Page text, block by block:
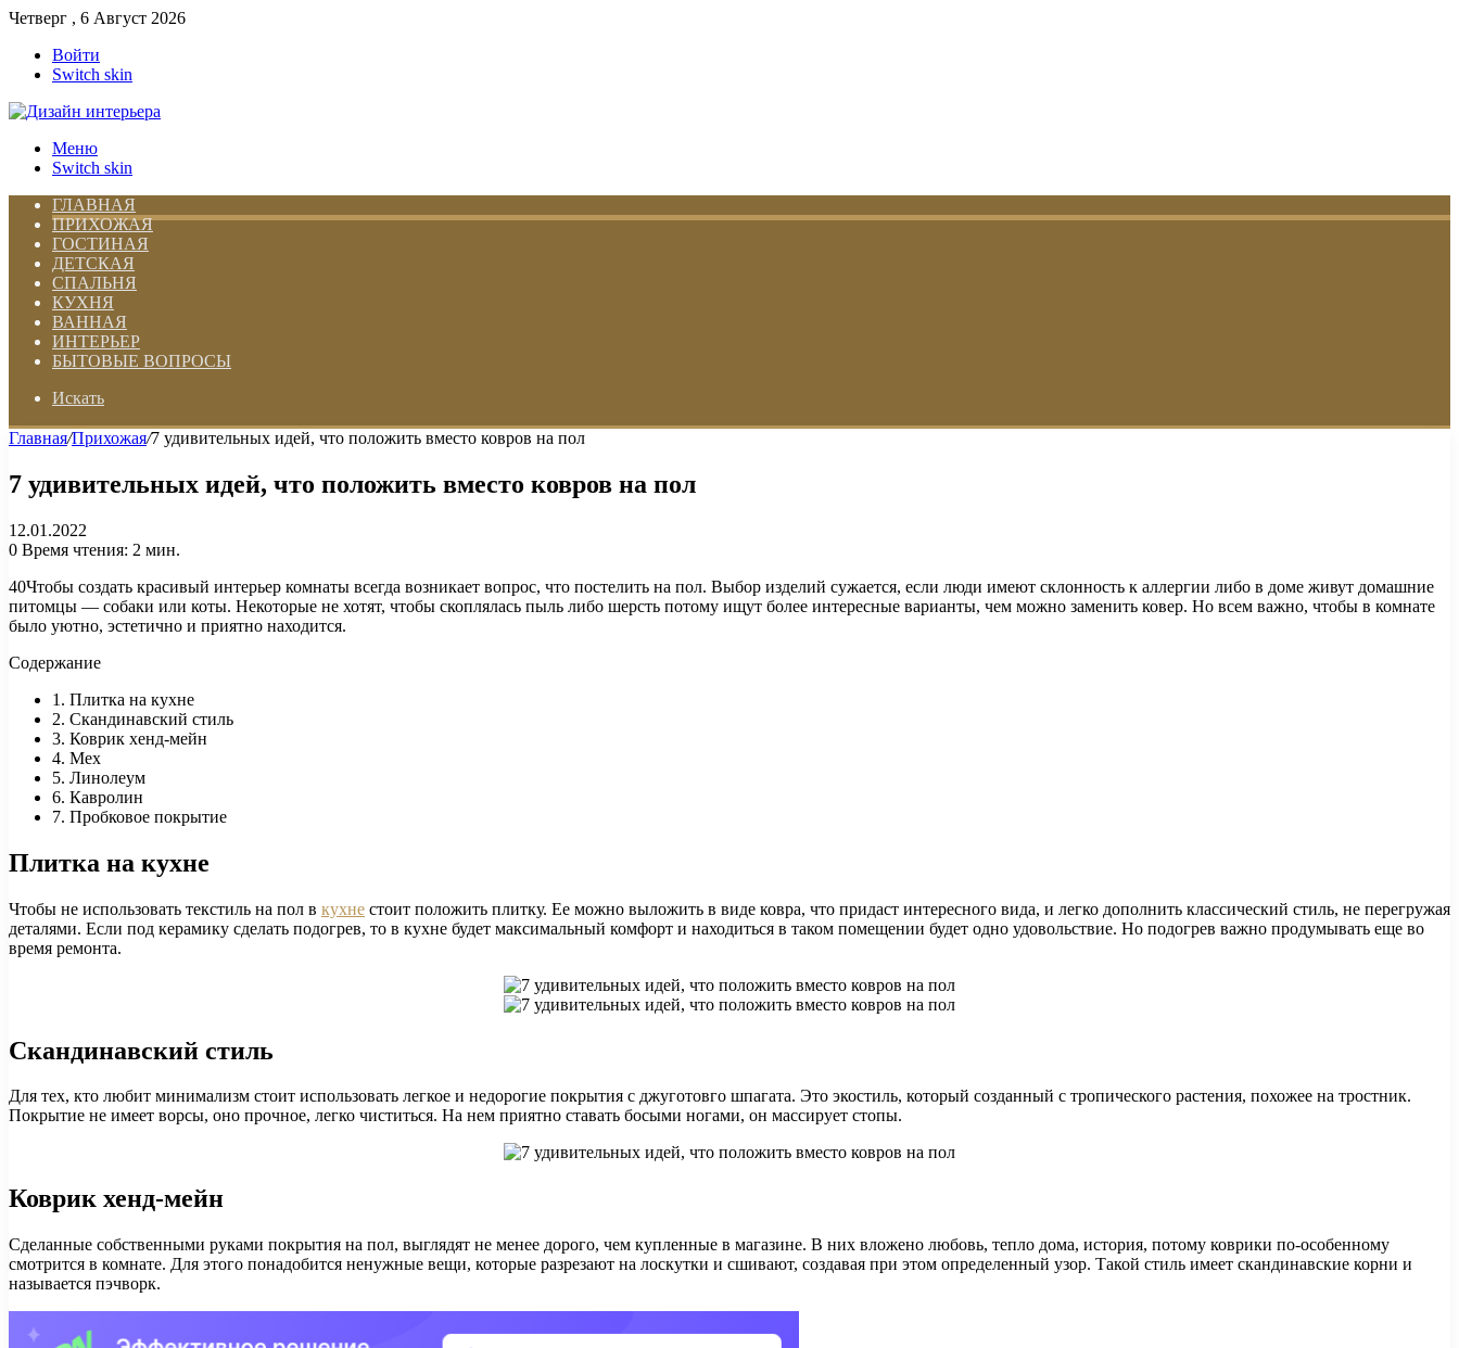
Четверг , 6 Август 2026
Войти
Switch skin
Меню
Switch skin
ГЛАВНАЯ
ПРИХОЖАЯ
ГОСТИНАЯ
ДЕТСКАЯ
СПАЛЬНЯ
КУХНЯ
ВАННАЯ
ИНТЕРЬЕР
БЫТОВЫЕ ВОПРОСЫ
Искать
Главная/Прихожая/7 удивительных идей, что положить вместо ковров на пол
7 удивительных идей, что положить вместо ковров на пол
12.01.2022
0 Время чтения: 2 мин.
40Чтобы создать красивый интерьер комнаты всегда возникает вопрос, что постелить на пол. Выбор изделий сужается, если люди имеют склонность к аллергии либо в доме живут домашние
питомцы — собаки или коты. Некоторые не хотят, чтобы скоплялась пыль либо шерсть потому ищут более интересные варианты, чем можно заменить ковер. Но всем важно, чтобы в комнате
было уютно, эстетично и приятно находится.
Содержание
1. Плитка на кухне
2. Скандинавский стиль
3. Коврик хенд-мейн
4. Мех
5. Линолеум
6. Кавролин
7. Пробковое покрытие
Плитка на кухне
Чтобы не использовать текстиль на пол в кухне стоит положить плитку. Ее можно выложить в виде ковра, что придаст интересного вида, и легко дополнить классический стиль, не перегружая
деталями. Если под керамику сделать подогрев, то в кухне будет максимальный комфорт и находиться в таком помещении будет одно удовольствие. Но подогрев важно продумывать еще во
время ремонта.
Скандинавский стиль
Для тех, кто любит минимализм стоит использовать легкое и недорогие покрытия с джуготовго шпагата. Это экостиль, который созданный с тропического растения, похожее на тростник.
Покрытие не имеет ворсы, оно прочное, легко чиститься. На нем приятно ставать босыми ногами, он массирует стопы.
Коврик хенд-мейн
Сделанные собственными руками покрытия на пол, выглядят не менее дорого, чем купленные в магазине. В них вложено любовь, тепло дома, история, потому коврики по-особенному
смотрится в комнате. Для этого понадобится ненужные вещи, которые разрезают на лоскутки и сшивают, создавая при этом определенный узор. Такой стиль имеет скандинавские корни и
называется пэчворк.